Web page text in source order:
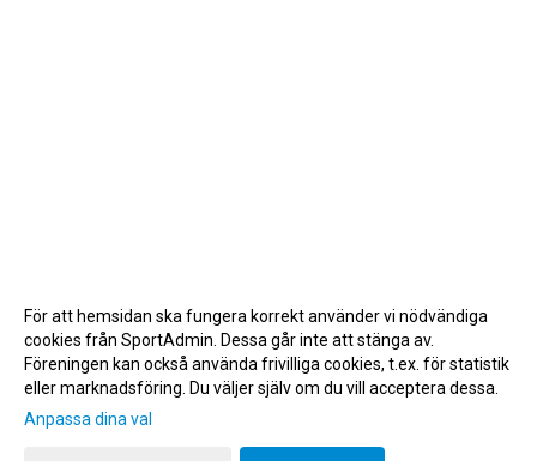
Gå till Webbversion
För att hemsidan ska fungera korrekt använder vi nödvändiga
cookies från SportAdmin. Dessa går inte att stänga av.
Föreningen kan också använda frivilliga cookies, t.ex. för statistik
eller marknadsföring. Du väljer själv om du vill acceptera dessa.
Anpassa dina val